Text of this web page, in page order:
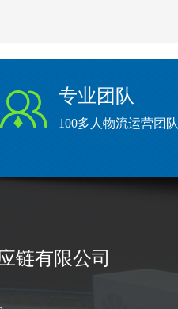
专业团队
100多人物流运营团队
链有限公司